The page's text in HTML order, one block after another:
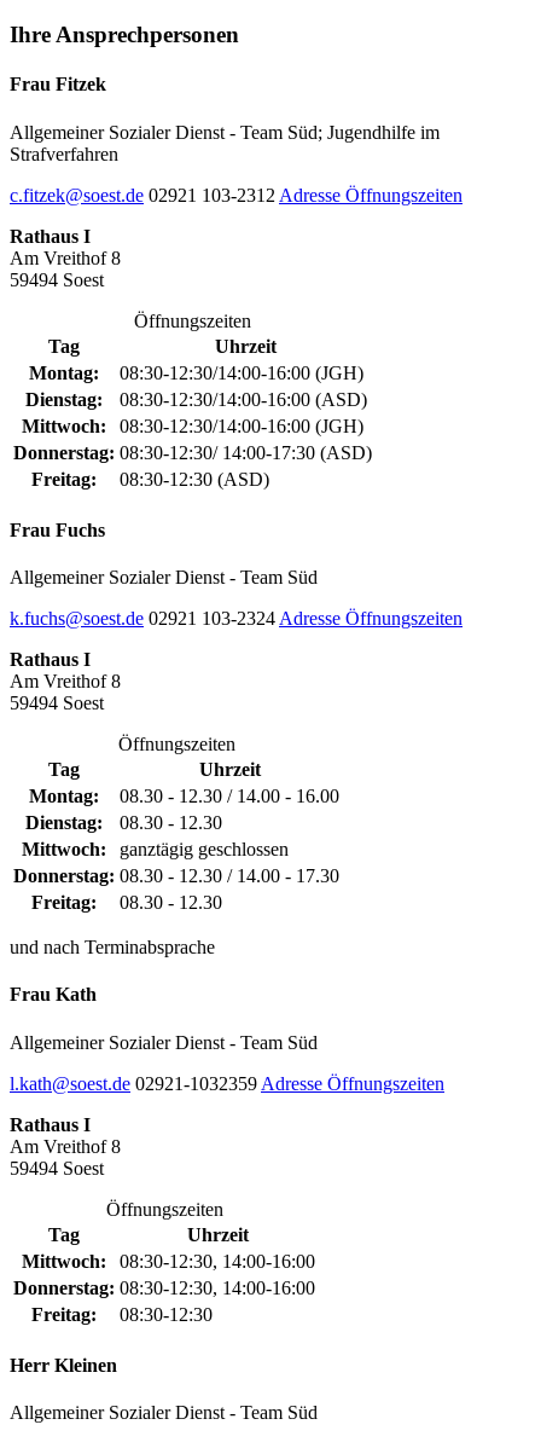
Ihre Ansprechpersonen
Frau Fitzek
Allgemeiner Sozialer Dienst - Team Süd; Jugendhilfe im
Strafverfahren
c.fitzek@soest.de 02921 103-2312 Adresse Öffnungszeiten
Rathaus I
Am Vreithof 8
59494 Soest
Öffnungszeiten
Tag
Uhrzeit
Montag:
08:30-12:30/14:00-16:00 (JGH)
Dienstag:
08:30-12:30/14:00-16:00 (ASD)
Mittwoch:
08:30-12:30/14:00-16:00 (JGH)
Donnerstag: 08:30-12:30/ 14:00-17:30 (ASD)
Freitag:
08:30-12:30 (ASD)
Frau Fuchs
Allgemeiner Sozialer Dienst - Team Süd
k.fuchs@soest.de 02921 103-2324 Adresse Öffnungszeiten
Rathaus I
Am Vreithof 8
59494 Soest
Öffnungszeiten
Tag
Uhrzeit
Montag:
08.30 - 12.30 / 14.00 - 16.00
Dienstag:
08.30 - 12.30
Mittwoch:
ganztägig geschlossen
Donnerstag: 08.30 - 12.30 / 14.00 - 17.30
Freitag:
08.30 - 12.30
und nach Terminabsprache
Frau Kath
Allgemeiner Sozialer Dienst - Team Süd
l.kath@soest.de 02921-1032359 Adresse Öffnungszeiten
Rathaus I
Am Vreithof 8
59494 Soest
Öffnungszeiten
Tag
Uhrzeit
Mittwoch:
08:30-12:30, 14:00-16:00
Donnerstag: 08:30-12:30, 14:00-16:00
Freitag:
08:30-12:30
Herr Kleinen
Allgemeiner Sozialer Dienst - Team Süd